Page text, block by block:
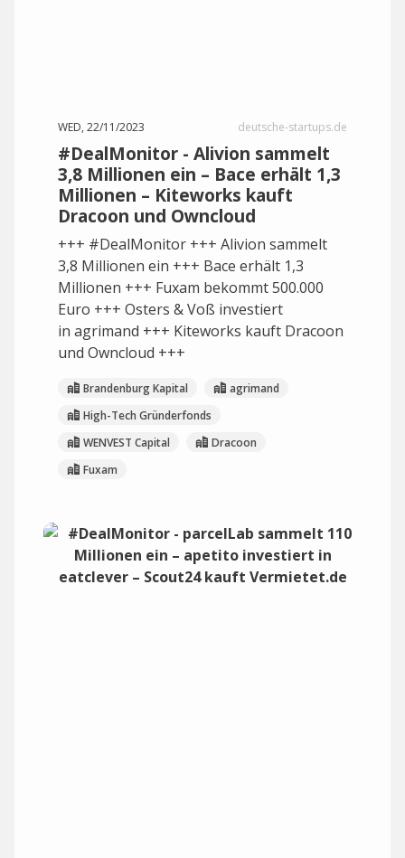
WED, 22/11/2023 deutsche-startups.de
#DealMonitor - Alivion sammelt
3,8 Millionen ein – Bace erhält 1,3
Millionen – Kiteworks kauft
Dracoon und Owncloud
+++ #DealMonitor +++ Alivion sammelt
3,8 Millionen ein +++ Bace erhält 1,3
Millionen +++ Fuxam bekommt 500.000
Euro +++ Osters & Voß investiert
in agrimand +++ Kiteworks kauft Dracoon
und Owncloud +++
Brandenburg Kapital
agrimand
High-Tech Gründerfonds
WENVEST Capital
Dracoon
Fuxam